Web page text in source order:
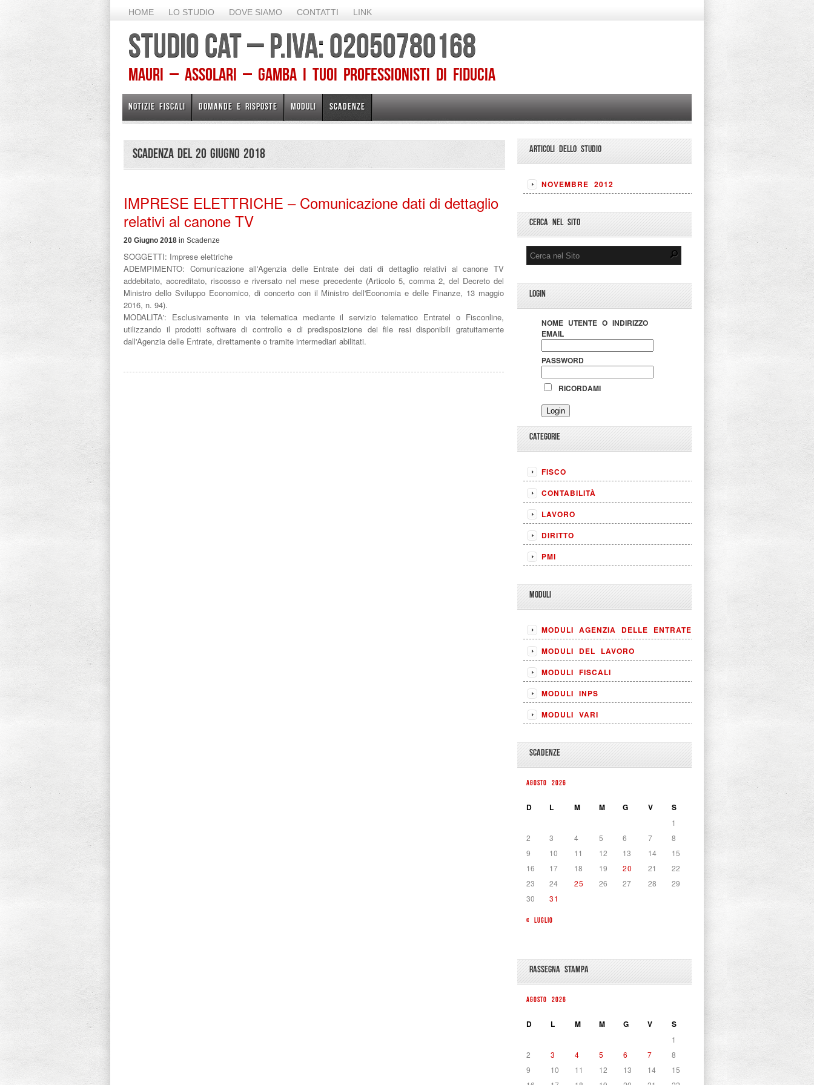
HOME LO STUDIO DOVE SIAMO CONTATTI LINK
STUDIO CAT – P.IVA: 02050780168
Mauri – Assolari – Gamba I TUOI PROFESSIONISTI DI FIDUCIA
NOTIZIE FISCALI DOMANDE E RISPOSTE MODULI SCADENZE
Scadenza del 20 Giugno 2018
IMPRESE ELETTRICHE – Comunicazione dati di dettaglio
relativi al canone TV
20 Giugno 2018 in Scadenze
SOGGETTI: Imprese elettriche
ADEMPIMENTO: Comunicazione all'Agenzia delle Entrate dei dati di dettaglio relativi al canone TV
addebitato, accreditato, riscosso e riversato nel mese precedente (Articolo 5, comma 2, del Decreto del
Ministro dello Sviluppo Economico, di concerto con il Ministro dell'Economia e delle Finanze, 13 maggio
2016, n. 94).
MODALITA': Esclusivamente in via telematica mediante il servizio telematico Entratel o Fisconline,
utilizzando il prodotti software di controllo e di predisposizione dei file resi disponibili gratuitamente
dall'Agenzia delle Entrate, direttamente o tramite intermediari abilitati.
ARTICOLI DELLO STUDIO
NOVEMBRE 2012
CERCA NEL SITO
LOGIN
NOME UTENTE O INDIRIZZO
EMAIL
PASSWORD
RICORDAMI
CATEGORIE
FISCO
CONTABILITÀ
LAVORO
DIRITTO
PMI
MODULI
MODULI AGENZIA DELLE ENTRATE
MODULI DEL LAVORO
MODULI FISCALI
MODULI INPS
MODULI VARI
SCADENZE
AGOSTO 2026
D L M M G V S
« LUGLIO
1
2
3 4 5 6 7
8
9
10 11 12 13 14
15
16
17 18 19 20 21
22
23
24 25 26 27 28
29
30
31
RASSEGNA STAMPA
AGOSTO 2026
D L M M G V S
1
2
3 4 5 6 7
8
9
10 11 12 13 14
15